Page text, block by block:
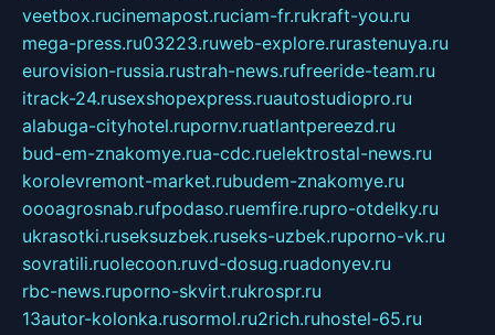
veetbox.rucinemapost.ruciam-fr.rukraft-you.ru
mega-press.ru03223.ruweb-explore.rurastenuya.ru
eurovision-russia.rustrah-news.rufreeride-team.ru
itrack-24.rusexshopexpress.ruautostudiopro.ru
alabuga-cityhotel.rupornv.ruatlantpereezd.ru
bud-em-znakomye.rua-cdc.ruelektrostal-news.ru
korolevremont-market.rubudem-znakomye.ru
oooagrosnab.rufpodaso.ruemfire.rupro-otdelky.ru
ukrasotki.ruseksuzbek.ruseks-uzbek.ruporno-vk.ru
sovratili.ruolecoon.ruvd-dosug.ruadonyev.ru
rbc-news.ruporno-skvirt.rukrospr.ru
13autor-kolonka.rusormol.ru2rich.ruhostel-65.ru